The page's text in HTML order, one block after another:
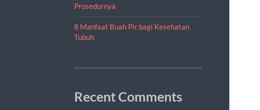
Prosedurnya
8 Manfaat Buah Pir bagi Kesehatan
Tubuh
Recent Comments